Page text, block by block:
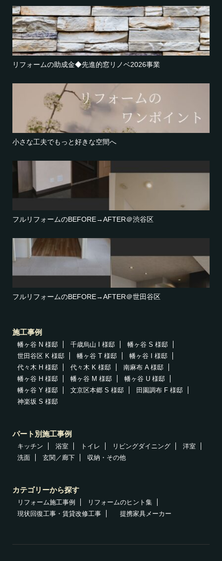
リフォームの助成金◆先進的窓リノベ2026事業
小さな工夫でもっと好きな空間へ
フルリフォームのBEFORE→AFTER＠渋谷区
フルリフォームのBEFORE→AFTER＠世田谷区
施工事例
幡ヶ谷 N 様邸 千歳烏山 I 様邸
幡ヶ谷 S 様邸
世田谷区 K 様邸
幡ヶ谷 T 様邸
幡ヶ谷 I 様邸
代々木 H 様邸
代々木 K 様邸
南麻布 A 様邸
幡ヶ谷 H 様邸
幡ヶ谷 M 様邸
幡ヶ谷 U 様邸
幡ヶ谷 Y 様邸
文京区本郷 S 様邸
田園調布 F 様邸
神楽坂 S 様邸
パート別施工事例
キッチン 浴室 トイレ リビングダイニング
洋室
洗面
玄関／廊下 収納・その他
カテゴリーから探す
リフォーム施工事例
リフォームのヒント集
現状回復工事・賃貸改修工事
提携家具メーカー